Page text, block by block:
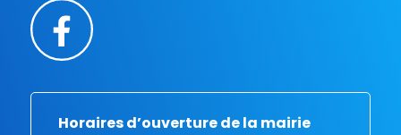
Horaires d’ouverture de la mairie